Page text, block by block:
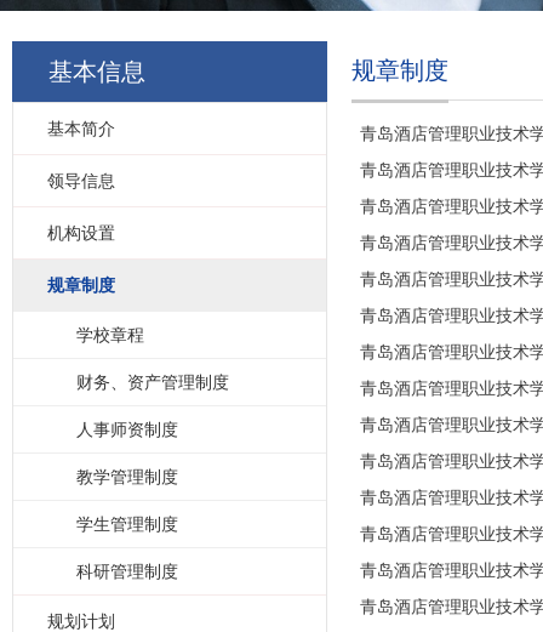
基本信息
基本简介
领导信息
机构设置
规章制度
学校章程
财务、资产管理制度
人事师资制度
教学管理制度
学生管理制度
科研管理制度
规划计划
规章制度
青岛酒店管理职业技术
青岛酒店管理职业技术
青岛酒店管理职业技术
青岛酒店管理职业技术
青岛酒店管理职业技术
青岛酒店管理职业技术
青岛酒店管理职业技术
青岛酒店管理职业技术
青岛酒店管理职业技术
青岛酒店管理职业技术
青岛酒店管理职业技术
青岛酒店管理职业技术
青岛酒店管理职业技术
青岛酒店管理职业技术